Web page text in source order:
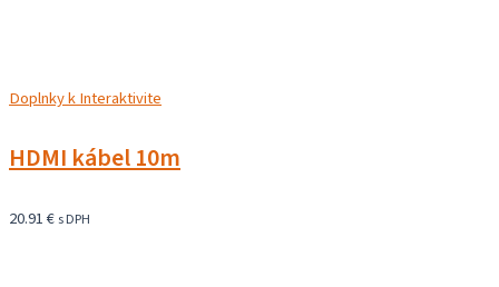
Doplnky k Interaktivite
HDMI kábel 10m
20.91€s DPH